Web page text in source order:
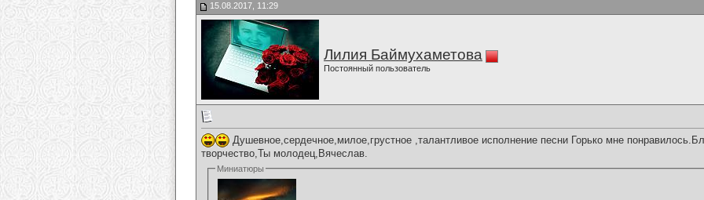
15.08.2017, 11:29
Лилия Баймухаметова
Постоянный пользователь
Душевное,сердечное,милое,грустное ,талантливое исполнение песни Горько мне
творчество,Ты молодец,Вячеслав.
Миниатюры